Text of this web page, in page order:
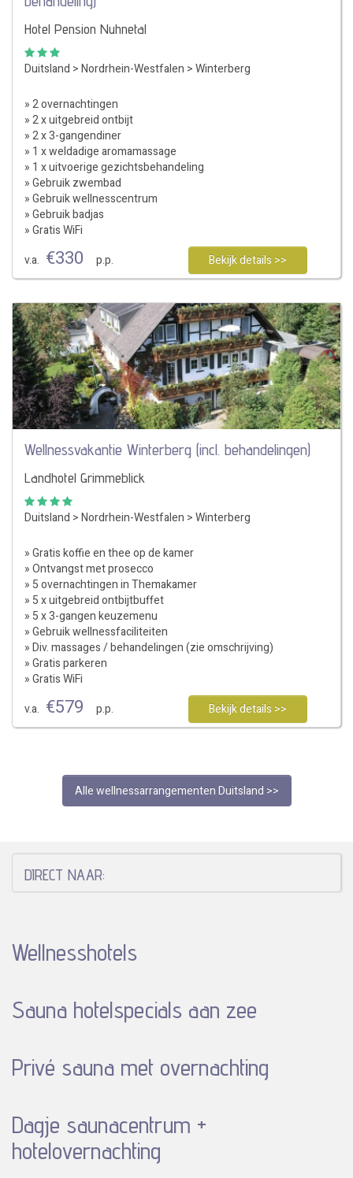
Hotel Pension Nuhnetal
Duitsland >Nordrhein-Westfalen >Winterberg
» 2 overnachtingen
» 2 x uitgebreid ontbijt
» 2 x 3-gangendiner
» 1 x weldadige aromamassage
» 1 x uitvoerige gezichtsbehandeling
» Gebruik zwembad
» Gebruik wellnesscentrum
» Gebruik badjas
» Gratis WiFi
v.a. €330 p.p. Bekijk details >>
Wellnessvakantie Winterberg (incl. behandelingen)
Landhotel Grimmeblick
Duitsland >Nordrhein-Westfalen >Winterberg
» Gratis koffie en thee op de kamer
» Ontvangst met prosecco
» 5 overnachtingen in Themakamer
» 5 x uitgebreid ontbijtbuffet
» 5 x 3-gangen keuzemenu
» Gebruik wellnessfaciliteiten
» Div. massages / behandelingen (zie omschrijving)
» Gratis parkeren
» Gratis WiFi
v.a. €579 p.p. Bekijk details >>
Alle wellnessarrangementen Duitsland >>
DIRECT NAAR:
Wellnesshotels
Sauna hotelspecials aan zee
Privé sauna met overnachting
Dagje saunacentrum +
hotelovernachting